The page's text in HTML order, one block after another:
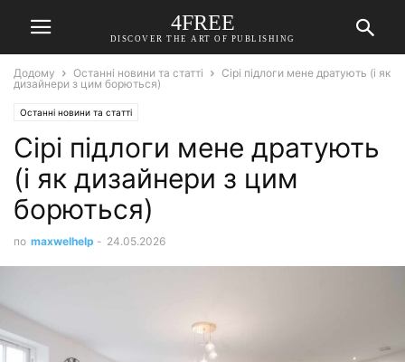
4FREE
DISCOVER THE ART OF PUBLISHING
Додому Останні новини та статті
Сірі підлоги мене дратують (і як
дизайнери з цим борються)
Останні новини та статті
Сірі підлоги мене дратують
(і як дизайнери з цим
борються)
по maxwelhelp - 24.05.2026